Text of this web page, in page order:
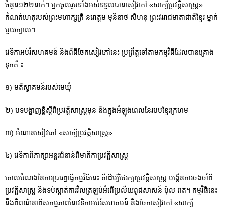
ចំនួន១២២នាក់។ អ្នកចូលរួមទាំងអស់ទទួលបានសៀវភៅ «សាក្សីប្រវត្តិសាស្ត្រ»
កំណត់ហេតុរបស់ព្រះមហាក្សត្រី នរោត្តម មុនិនាថ សីហនុ ព្រះវររាជមាតាជាតិខ្មែរ ម្នាក់
មួយក្បាល។
វេទិកាអប់រំសហគមន៍ និងពិធីចែកសៀវភៅនេះ ប្រព្រឹត្តទៅតាមកម្មវិធីដែលបានគ្រោង
ទុកគឺ ៖
១) មតិស្វាគមន៍របស់មេឃុំ
២) បទបង្ហាញខ្លីស្តីពីប្រវត្តិសាស្ត្រមុន និងក្នុងអំឡុងពេលនៃរបបខ្មែរក្រហម
៣) អំណានសៀវភៅ «សាក្សីប្រវត្តិសាស្ត្រ»
៤) វេទិកាពិភាក្សាអន្តរជំនាន់ពីមាតិកាប្រវត្តិសាស្ត្រ
គោលបំណងនៃការប្រារព្ធធ្វើកម្មវិធីនេះ គឺដើម្បីថែរក្សាប្រវត្តិសាស្ត្រ បង្កើនការចងចាំពី
ប្រវត្តិសាស្ត្រ និងទប់ស្កាត់ការវិលត្រឡប់អំពើប្រល័យពូជសាសន៍ ប៉ុល ពត។ កម្មវិធីនេះ
នឹងពិពណ៌នាពីសកម្មភាពនៃវេទិកាអប់រំសហគមន៍ និងចែកសៀវភៅ «សាក្សី